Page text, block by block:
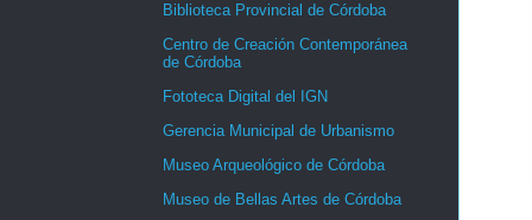
Biblioteca Provincial de Córdoba
Centro de Creación Contemporánea
de Córdoba
Fototeca Digital del IGN
Gerencia Municipal de Urbanismo
Museo Arqueológico de Córdoba
Museo de Bellas Artes de Córdoba